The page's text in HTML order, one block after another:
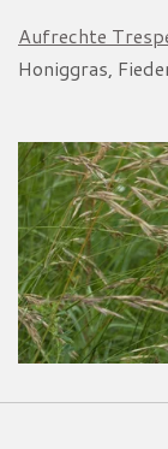
Aufrechte
Honiggras,